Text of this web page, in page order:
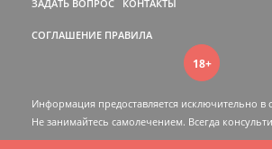
ЗАДАТЬ ВОПРОС КОНТАКТЫ
СОГЛАШЕНИЕ ПРАВИЛА
18+
Информация предоставляется исключительно в
Не занимайтесь самолечением. Всегда